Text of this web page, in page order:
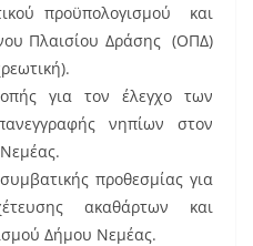
προϋπολογισμού και
Πλαισίου Δράσης (ΟΠΔ)
για τον έλεγχο των
νηπίων στον
προθεσμίας για
ακαθάρτων και
Δήμου Νεμέας.